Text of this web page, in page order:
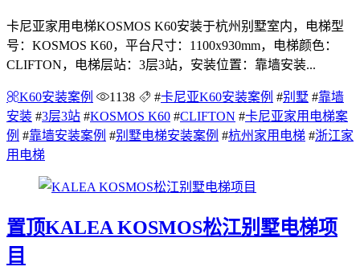
卡尼亚家用电梯KOSMOS K60安装于杭州别墅室内，电梯型
号：KOSMOS K60，平台尺寸：1100x930mm，电梯颜色：
CLIFTON，电梯层站：3层3站，安装位置：靠墙安装...
K60安装案例 1138 #卡尼亚K60安装案例 #别墅 #靠墙
安装 #3层3站 #KOSMOS K60 #CLIFTON #卡尼亚家用电梯案
例 #靠墙安装案例 #别墅电梯安装案例 #杭州家用电梯 #浙江家
用电梯
置顶KALEA KOSMOS松江别墅电梯项
目